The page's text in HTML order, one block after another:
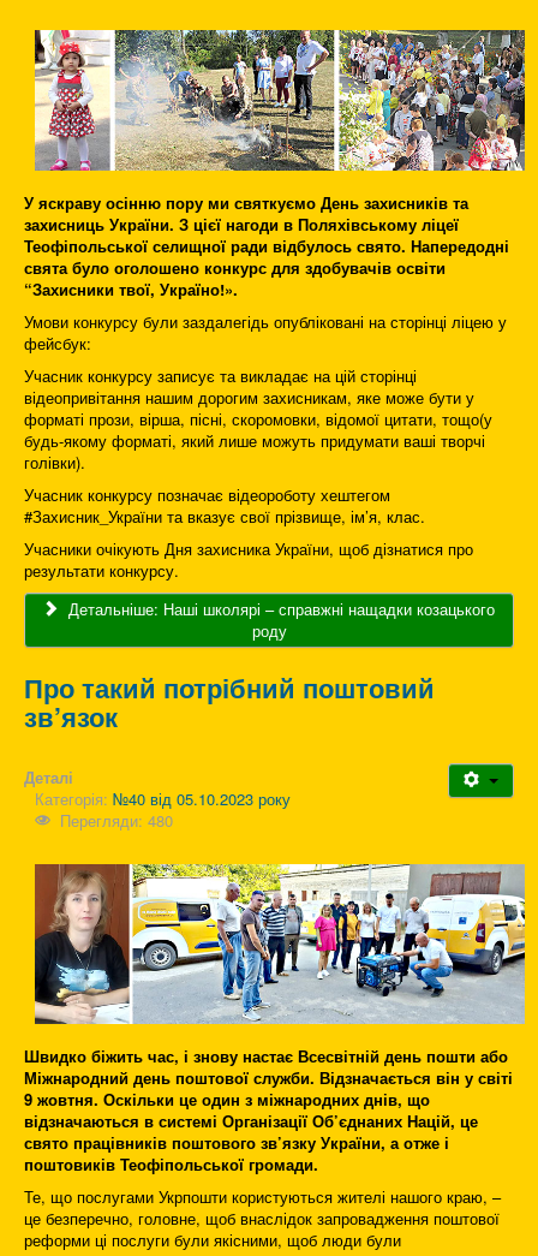
У яскраву осінню пору ми святкуємо День захисників та
захисниць України. З цієї нагоди в Поляхівському ліцеї
Теофіпольської селищної ради відбулось свято. Напередодні
свята було оголошено конкурс для здобувачів освіти
“Захисники твої, Україно!».
Умови конкурсу були заздалегідь опубліковані на сторінці ліцею у
фейсбук:
Учасник конкурсу записує та викладає на цій сторінці
відеопривітання нашим дорогим захисникам, яке може бути у
форматі прози, вірша, пісні, скоромовки, відомої цитати, тощо(у
будь-якому форматі, який лише можуть придумати ваші творчі
голівки).
Учасник конкурсу позначає відеороботу хештегом
#Захисник_України та вказує свої прізвище, ім’я, клас.
Учасники очікують Дня захисника України, щоб дізнатися про
результати конкурсу.
Детальніше: Наші школярі – справжні нащадки козацького
роду
Про такий потрібний поштовий
зв’язок
Деталі
Категорія: №40 від 05.10.2023 року
Перегляди: 480
Швидко біжить час, і знову настає Всесвітній день пошти або
Міжнародний день поштової служби. Відзначається він у світі
9 жовтня. Оскільки це один з міжнародних днів, що
відзначаються в системі Організації Об’єднаних Націй, це
свято працівників поштового зв’язку України, а отже і
поштовиків Теофіпольської громади.
Те, що послугами Укрпошти користуються жителі нашого краю, –
це безперечно, головне, щоб внаслідок запровадження поштової
реформи ці послуги були якісними, щоб люди були